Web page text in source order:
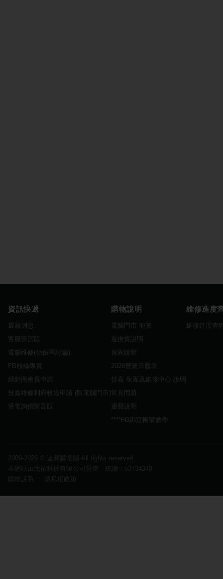
資訊快遞
最新消息
客服留言版
電腦維修(估價單討論)
FB粉絲專頁
經銷商會員申請
技嘉維修到府收送申請 (限電腦門市)
筆電詢價留言版
購物說明
電腦門市 地圖
退換貨說明
保固說明
2026營業日曆表
技嘉 保固及維修中心 說明
常見問題
運費說明
****FB綁定帳號教學
維修進度
維修進度查